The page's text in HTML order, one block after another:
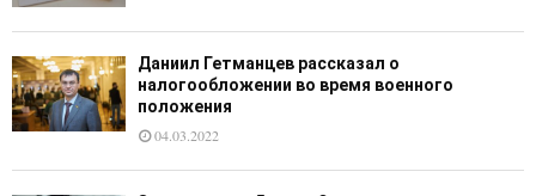
Даниил Гетманцев рассказал о
налогообложении во время военного
положения
04.03.2022